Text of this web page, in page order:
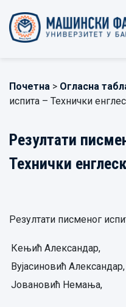
Почетна > Огласна
испита – Технички
Резултати
Технички
Резултати писменог
Кењић Александар,
Вујасиновић Александар,
Јовановић Немања,